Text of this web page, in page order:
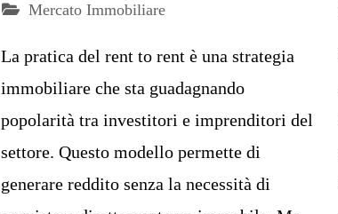
Mercato Immobiliare
La pratica del rent to rent è una strategia
immobiliare che sta guadagnando
popolarità tra investitori e imprenditori del
settore. Questo modello permette di
generare reddito senza la necessità di